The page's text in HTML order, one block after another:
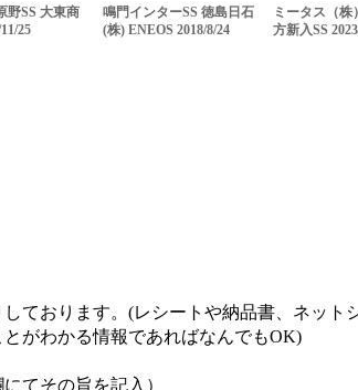
野SS 大東商
25
鳴門インターSS 徳島日石
(株) ENEOS 2018/8/24
ミータス（株
方新入SS
ております。(レシートや納品書、ネット
がわかる情報であればなんでもOK)
てその旨を記入）